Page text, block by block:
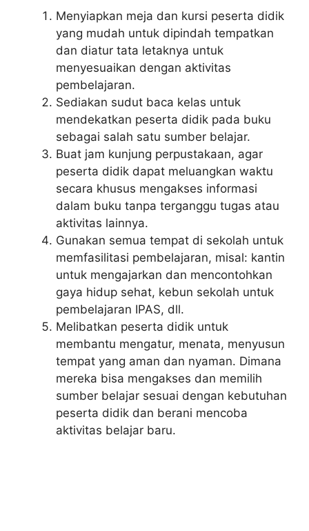
Menyiapkan meja dan kursi peserta didik
yang mudah untuk dipindah tempatkan
dan diatur tata letaknya untuk
menyesuaikan dengan aktivitas
pembelajaran.
Sediakan sudut baca kelas untuk
mendekatkan peserta didik pada buku
sebagai salah satu sumber belajar.
Buat jam kunjung perpustakaan, agar
peserta didik dapat meluangkan waktu
secara khusus mengakses informasi
dalam buku tanpa terganggu tugas atau
aktivitas lainnya.
Gunakan semua tempat di sekolah untuk
memfasilitasi pembelajaran, misal: kantin
untuk mengajarkan dan mencontohkan
gaya hidup sehat, kebun sekolah untuk
pembelajaran IPAS, dll.
Melibatkan peserta didik untuk
membantu mengatur, menata, menyusun
tempat yang aman dan nyaman. Dimana
mereka bisa mengakses dan memilih
sumber belajar sesuai dengan kebutuhan
peserta didik dan berani mencoba
aktivitas belajar baru.